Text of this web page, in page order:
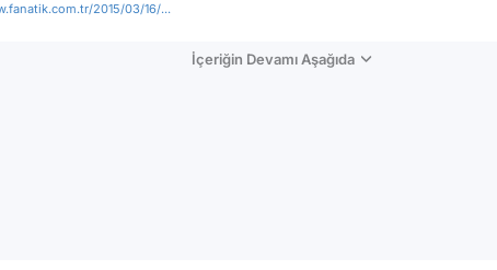
2015/03/16/...
İçeriğin Devamı Aşağıda